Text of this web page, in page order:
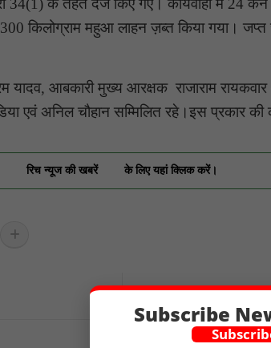
के तहत दर्ज किए गए। कार्यवाही में 24 केन
300 किलोग्राम महुआ लाहन ज़ब्त किया गया।
यादव, आबकारी मुख्य आरक्षक राजाराम
एवं अनिल चौहान सम्मिलित रहे।इस प्रकार की
रिच न्यूज की खबरें के लिए यहां क्लिक करें।
इलाज के दौरान मासूम की
Subscribe